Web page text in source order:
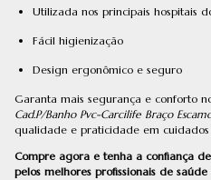
Utilizada nos principais hospitais
Fácil higienização
Design ergonômico e seguro
Garanta mais segurança e conforto
Cad.P/Banho Pvc-Carcilife Braço
qualidade e praticidade em cuidados
Compre agora e tenha a confiança
pelos melhores profissionais de saúde